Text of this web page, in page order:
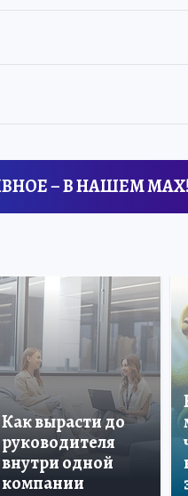
– В НАШЕМ MAX!
Как вырасти до
руководителя
внутри одной
компании